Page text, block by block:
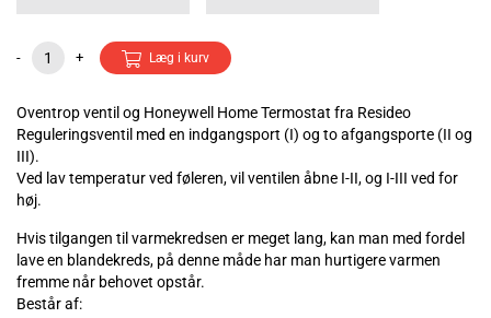
- + Læg i kurv
Oventrop ventil og Honeywell Home Termostat fra Resideo
Reguleringsventil med en indgangsport (I) og to afgangsporte (II og
III).
Ved lav temperatur ved føleren, vil ventilen åbne I-II, og I-III ved for
høj.
Hvis tilgangen til varmekredsen er meget lang, kan man med fordel
lave en blandekreds, på denne måde har man hurtigere varmen
fremme når behovet opstår.
Består af: